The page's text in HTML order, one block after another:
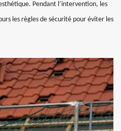
Pendant l’intervention, les
les règles de sécurité pour éviter les